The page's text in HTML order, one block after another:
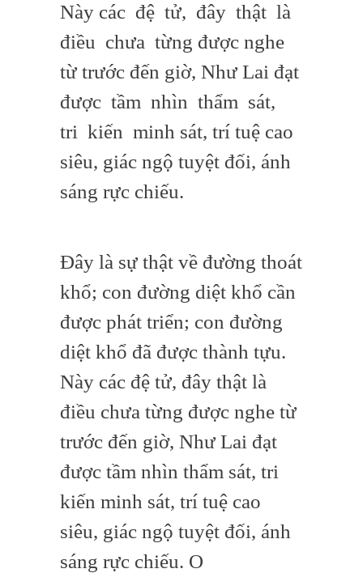
Này các đệ tử, đây thật là
điều chưa từng được nghe
từ trước đến giờ, Như Lai đạt
được tầm nhìn thẩm sát,
tri kiến minh sát, trí tuệ cao
siêu, giác ngộ tuyệt đối, ánh
sáng rực chiếu.
Đây là sự thật về đường thoát
khổ; con đường diệt khổ cần
được phát triển; con đường
diệt khổ đã được thành tựu.
Này các đệ tử, đây thật là
điều chưa từng được nghe từ
trước đến giờ, Như Lai đạt
được tầm nhìn thẩm sát, tri
kiến minh sát, trí tuệ cao
siêu, giác ngộ tuyệt đối, ánh
sáng rực chiếu. O